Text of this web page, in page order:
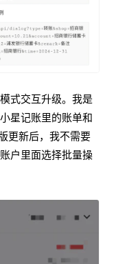
式交互升级。我是
星记账里的账单和
更新后，我不需要
户里面选择批量操